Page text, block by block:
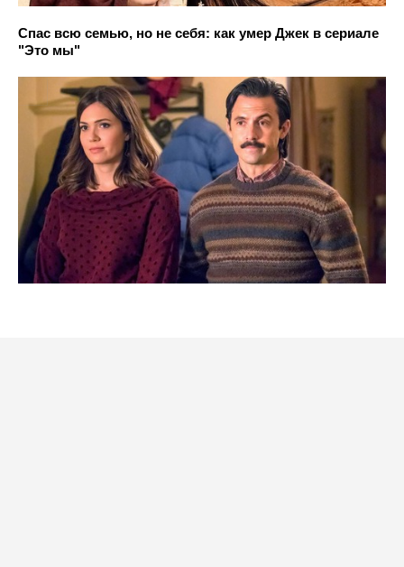
Спас всю семью, но не себя: как умер Джек в сериале
"Это мы"